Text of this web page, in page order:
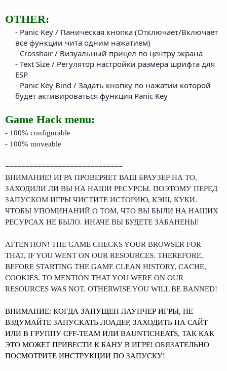
OTHER:
- Panic Key / Паническая кнопка (Отключает/Включает
все функции чита одним нажатием)​
- Crosshair / Визуальный прицел по центру экрана​
- Text Size / Регулятор настройки размера шрифта для
ESP​
- Panic Key Bind / Задать кнопку по нажатии которой
будет активироваться функция Panic Key​
Game Hack menu:
- 100% configurable
- 100% moveable
=============================
ВНИМАНИЕ! ИГРА ПРОВЕРЯЕТ ВАШ БРАУЗЕР НА ТО,
ЗАХОДИЛИ ЛИ ВЫ НА НАШИ РЕСУРСЫ. ПОЭТОМУ ПЕРЕД
ЗАПУСКОМ ИГРЫ ЧИСТИТЕ ИСТОРИЮ, КЭШ, КУКИ.
ЧТОБЫ УПОМИНАНИЙ О ТОМ, ЧТО ВЫ БЫЛИ НА НАШИХ
РЕСУРСАХ НЕ БЫЛО. ИНАЧЕ ВЫ БУДЕТЕ ЗАБАНЕНЫ!
ATTENTION! THE GAME CHECKS YOUR BROWSER FOR
THAT, IF YOU WENT ON OUR RESOURCES. THEREFORE,
BEFORE STARTING THE GAME CLEAN HISTORY, CACHE,
COOKIES. TO MENTION THAT YOU WERE ON OUR
RESOURCES WAS NOT. OTHERWISE YOU WILL BE BANNED!
ВНИМАНИЕ: КОГДА ЗАПУЩЕН ЛАУНЧЕР ИГРЫ, НЕ
ВЗДУМАЙТЕ ЗАПУСКАТЬ ЛОАДЕР, ЗАХОДИТЬ НА САЙТ
ИЛИ В ГРУППУ CFF-TEAM ИЛИ BAUNTICHEATS, ТАК КАК
ЭТО МОЖЕТ ПРИВЕСТИ К БАНУ В ИГРЕ! ОБЯЗАТЕЛЬНО
ПОСМОТРИТЕ ИНСТРУКЦИИ ПО ЗАПУСКУ!